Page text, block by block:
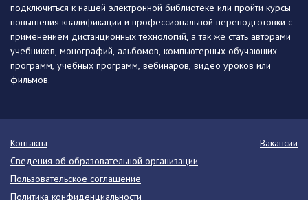
подключиться к нашей электронной библиотеке или пройти курсы
повышения квалификации и профессиональной переподготовки с
применением дистанционных технологий, а так же стать авторами
учебников, монографий, альбомов, компьютерных обучающих
программ, учебных программ, вебинаров, видео уроков или
фильмов.
Контакты
Вакансии
Сведения об образовательной организации
Пользовательское соглашение
Политика конфиденциальности